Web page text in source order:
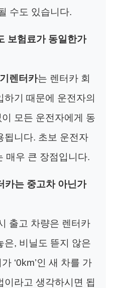
수도 있습니다.
보험료가 동일한가
렌터카는 렌터카 회
하기 때문에 운전자의
모든 운전자에게 동
됩니다. 초보 운전자
매우 큰 장점입니다.
카는 중고차 아닌가
출고 차량은 렌터카
은, 비닐도 뜯지 않은
‘0km’인 새 차를 가
이라고 생각하시면 됩